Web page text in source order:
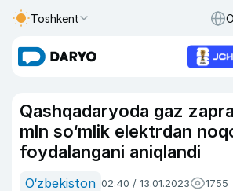
Toshkent
Qashqadaryoda gaz
mln so‘mlik elektrdan
foydalangani aniqlandi
O‘zbekiston 02:40 / 13.01.2023 1755